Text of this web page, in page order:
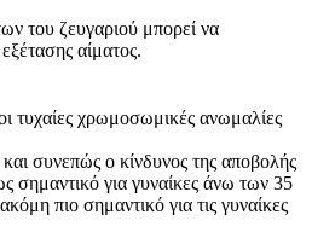
του ζευγαριού μπορεί να
αίματος.
τυχαίες χρωμοσωμικές ανωμαλίες
και συνεπώς ο κίνδυνος της αποβολής
σημαντικό για γυναίκες άνω των 35
πιο σημαντικό για τις γυναίκες